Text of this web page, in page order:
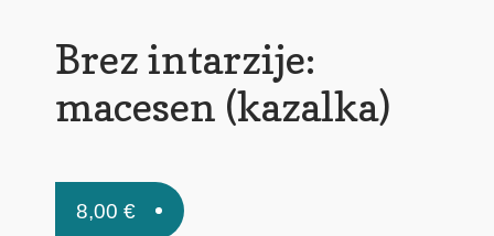
Zaključek nakupa
Brez intarzije:
macesen (kazalka)
8,00 €